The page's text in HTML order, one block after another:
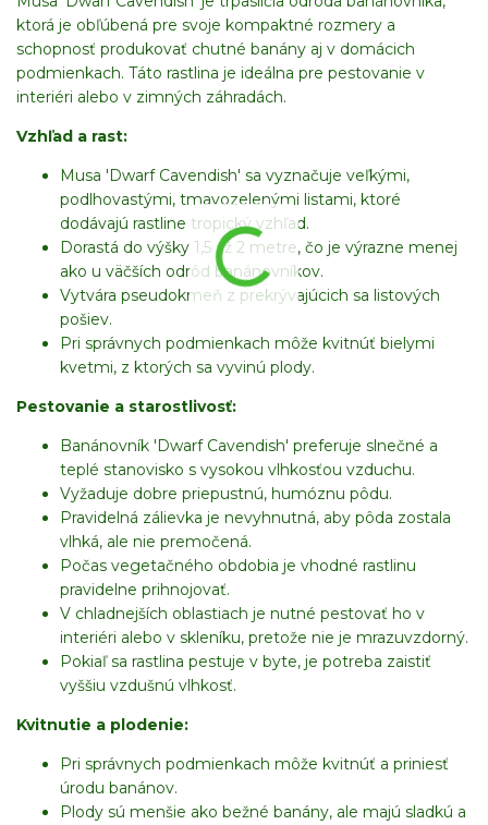
ktorá je obľúbená pre svoje kompaktné rozmery a
schopnosť produkovať chutné banány aj v domácich
podmienkach. Táto rastlina je ideálna pre pestovanie v
interiéri alebo v zimných záhradách.
Vzhľad a rast:
Musa 'Dwarf Cavendish' sa vyznačuje veľkými,
podlhovastými, tmavozelenými listami, ktoré
dodávajú rastline tropický vzhľad.
Dorastá do výšky 1,5 až 2 metre, čo je výrazne menej
ako u väčších odrôd banánovníkov.
Vytvára pseudokmeň z prekrývajúcich sa listových
pošiev.
Pri správnych podmienkach môže kvitnúť bielymi
kvetmi, z ktorých sa vyvinú plody.
Pestovanie a starostlivosť:
Banánovník 'Dwarf Cavendish' preferuje slnečné a
teplé stanovisko s vysokou vlhkosťou vzduchu.
Vyžaduje dobre priepustnú, humóznu pôdu.
Pravidelná zálievka je nevyhnutná, aby pôda zostala
vlhká, ale nie premočená.
Počas vegetačného obdobia je vhodné rastlinu
pravidelne prihnojovať.
V chladnejších oblastiach je nutné pestovať ho v
interiéri alebo v skleníku, pretože nie je mrazuvzdorný.
Pokiaľ sa rastlina pestuje v byte, je potreba zaistiť
vyššiu vzdušnú vlhkosť.
Kvitnutie a plodenie:
Pri správnych podmienkach môže kvitnúť a priniesť
úrodu banánov.
Plody sú menšie ako bežné banány, ale majú sladkú a